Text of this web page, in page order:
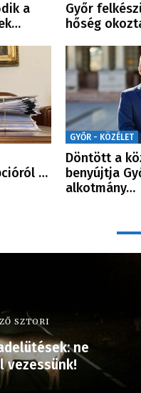
a
Győr
hőség
…
GYŐR - KÖZÉLET
Döntött a
benyújtja
alkotmány…
SZTORI
ne
vezessünk!